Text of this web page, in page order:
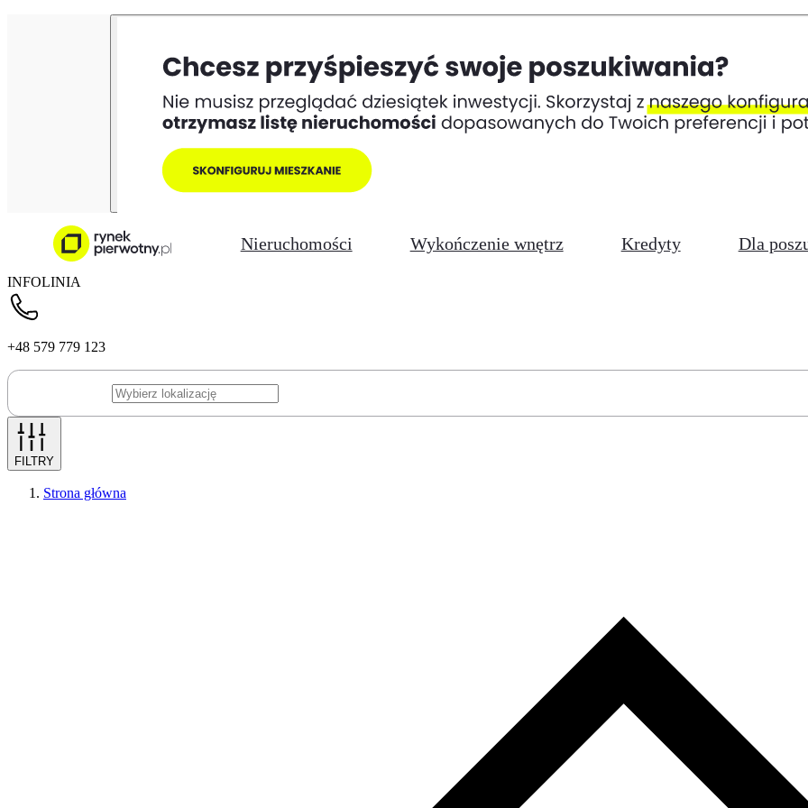
Nieruchomości Wykończenie wnętrz Kredyty Dla
INFOLINIA
+48 579 779 123
FILTRY
Strona główna